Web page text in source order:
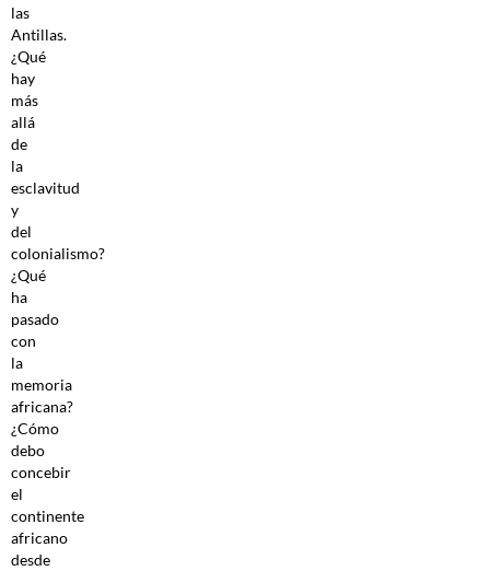
las
Antillas.
¿Qué
hay
más
allá
de
la
esclavitud
y
del
colonialismo?
¿Qué
ha
pasado
con
la
memoria
africana?
¿Cómo
debo
concebir
el
continente
africano
desde